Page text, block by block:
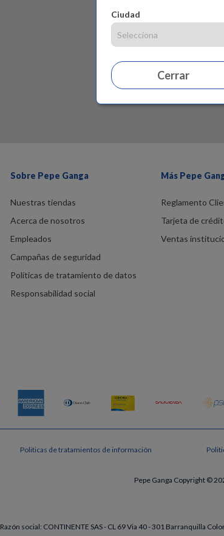
Ciudad
Cerrar
Sobre Pepe Ganga
Nuestras tiendas
Acerca de nosotros
Empleados
Campañas de seguridad
Políticas de tratamiento de datos
Responsabilidad social
Más Pepe
Reglamento
Tarjeta de
Ventas
Politicas de tratamientos de información
Pepe Ganga Copyright ©
Razón social: CONTINENTE SAS - CL 69 Via 40 - 301 Barranquilla